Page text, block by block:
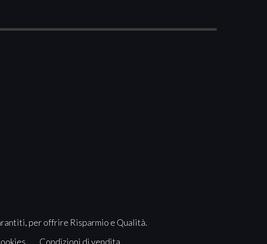
per offrire Risparmio e Qualità.
Condizioni di vendita